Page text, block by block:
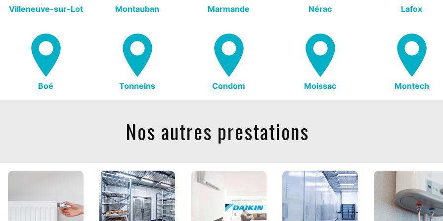
Villeneuve-sur-Lot Montauban Marmande Nérac Lafox
Boé Tonneins Condom Moissac Montech
Nos autres prestations